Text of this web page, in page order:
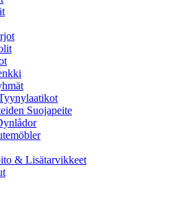
Suojapeite
& Lisätarvikkeet